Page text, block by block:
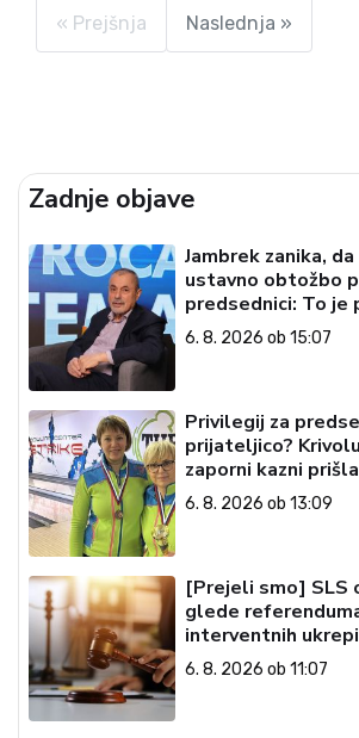
gozdarstvo in prehrano. Izkušenj s
sicer...
« Prejšnja Naslednja »
Zadnje objave
Jambrek zanika,
ustavno obtožbo
predsednici: To je
neresnična
6. 8. 2026 ob 15:07
Privilegij za
prijateljico?
zaporni kazni
državljanstva?
6. 8. 2026 ob 13:09
[Prejeli smo] SLS
glede
interventnih
Slovenije
6. 8. 2026 ob 11:07